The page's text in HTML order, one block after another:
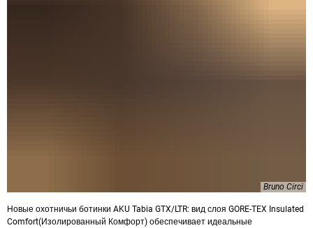
Bruno Circi
Новые охотничьи ботинки AKU Tabia GTX/LTR: вид слоя GORE-TEX Insulated
Comfort(Изолированный Комфорт) обеспечивает идеальные